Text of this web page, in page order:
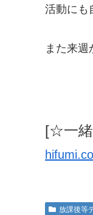
活動にも
また来週
[☆一緒
放課後等